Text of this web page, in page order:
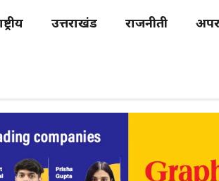
उत्तराखंड राजनीती